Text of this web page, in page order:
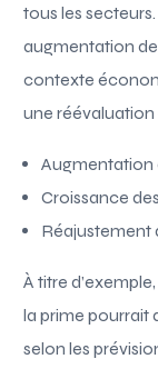
tous les
augmentation
contexte
une réévaluation
Augmentation
Croissance
Réajustement
À titre
la prime pourrait
selon les